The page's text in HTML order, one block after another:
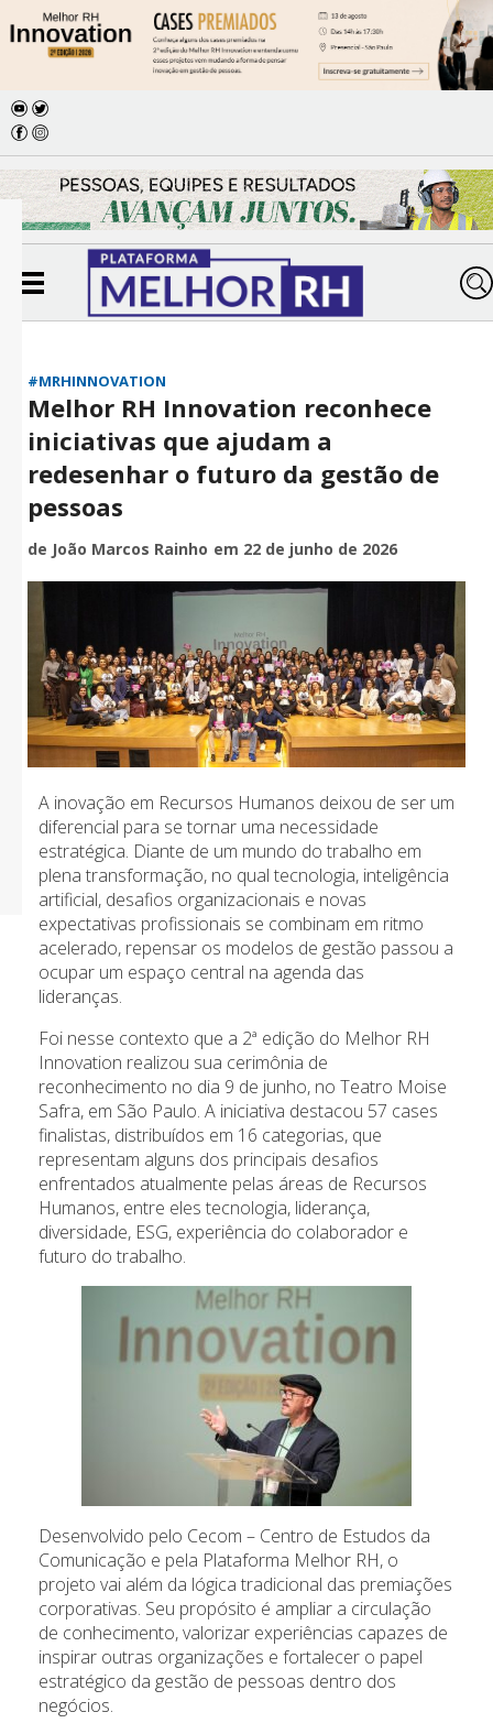
#MRHINNOVATION
Melhor RH Innovation reconhece
iniciativas que ajudam a
redesenhar o futuro da gestão de
pessoas
de João Marcos Rainho em 22 de junho de 2026
A inovação em Recursos Humanos deixou de ser um
diferencial para se tornar uma necessidade
estratégica. Diante de um mundo do trabalho em
plena transformação, no qual tecnologia, inteligência
artificial, desafios organizacionais e novas
expectativas profissionais se combinam em ritmo
acelerado, repensar os modelos de gestão passou a
ocupar um espaço central na agenda das
lideranças.
Foi nesse contexto que a 2ª edição do Melhor RH
Innovation realizou sua cerimônia de
reconhecimento no dia 9 de junho, no Teatro Moise
Safra, em São Paulo. A iniciativa destacou 57 cases
finalistas, distribuídos em 16 categorias, que
representam alguns dos principais desafios
enfrentados atualmente pelas áreas de Recursos
Humanos, entre eles tecnologia, liderança,
diversidade, ESG, experiência do colaborador e
futuro do trabalho.
Desenvolvido pelo Cecom – Centro de Estudos da
Comunicação e pela Plataforma Melhor RH, o
projeto vai além da lógica tradicional das premiações
corporativas. Seu propósito é ampliar a circulação
de conhecimento, valorizar experiências capazes de
inspirar outras organizações e fortalecer o papel
estratégico da gestão de pessoas dentro dos
negócios.